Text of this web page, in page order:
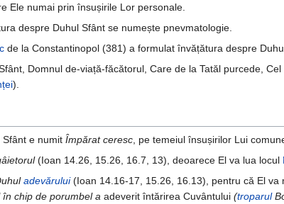
Ele numai prin însușirile Lor personale.
despre Duhul Sfânt se numește pnevmatologie.
de la Constantinopol (381) a formulat învățătura despre
Sfânt, Domnul de-viață-făcătorul, Care de la Tatăl purcede,
).
Sfânt e numit Împărat ceresc , pe temeiul însușirilor Lui
(Ioan 14.26, 15.26, 16.7, 13), deoarece El va lua locul
adevărului(Ioan 14.16-17, 15.26, 16.13), pentru că El
în chip de porumbel a adeverit întărirea Cuvântului (troparul